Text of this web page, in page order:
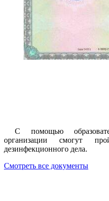
С помощью
организации смогут
дезинфекционного дела.
Смотреть все документы